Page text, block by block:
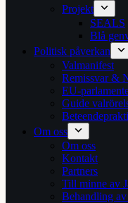
Projekt
SEALS
Blå
Politisk påverkan
Valmanifest
Remissvar &
EU-
Guide
Om oss
Om oss
Kontakt
Partners
Till minne av
Behandling